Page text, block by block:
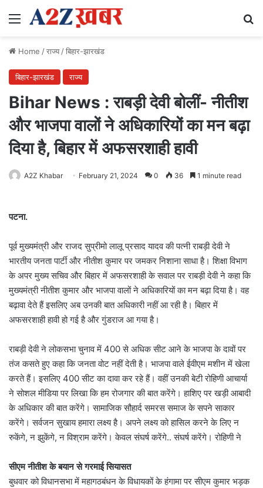
Menu
Home /राज्य/बिहार-झारखंड
बिहार-झारखंड राज्य
Bihar News : राबड़ी देवी बोलीं- नीतीश
और भाजपा वालों ने अधिकारियों का मन बढ़ा
दिया है, बिहार में अफसरशाही हावी
A2Z Khabar February 21, 2024 0 36 1 minute read
पटना.
पूर्व मुख्यमंत्री और राजद सुप्रीमो लालू प्रसाद यादव की पत्नी राबड़ी देवी ने
भारतीय जनता पार्टी और नीतीश कुमार पर जमकर निशाना साधा है। शिक्षा विभाग
के अपर मुख्य सचिव और बिहार में अफसरशाही के सवाल पर राबड़ी देवी ने कहा कि
मुख्यमंत्री नीतीश कुमार और भाजपा वालों ने अधिकारियों का मन बढ़ा दिया है। वह
बढ़ावा देते हैं इसलिए अब उनकी बात अधिकारी नहीं आ रही है। बिहार में
अफसरशाही हावी हो गई है और गुंडराज आ गया है।
राबड़ी देवी ने लोकसभा चुनाव में 400 से अधिक सीट आने के भाजपा के दावों पर
तंज कसते हुए कहा कि जनता वोट नहीं देती है। भाजपा वाले ईवीएम मशीन में खेला
करते हैं। इसलिए 400 सीट का दावा कर रहे हैं। वहीं उनकी बेटी रोहिणी आचार्या
ने सोशल मीडिया पर लिखा कि हम रोजगार की बात करेंगे। हाशिए पर खड़ी आबादी
के अधिकार की बात करेंगे। सामाजिक सौहार्द समरस समाज के सपने साकार
करेंगे। सर्वजन सुखाय हमारा लक्ष्य है। अपने लक्ष्य को हासिल करने के लिए न
रुकेंगे, न झुकेंगे, न विश्राम करेंगे। केवल संघर्ष करेंगे.. संघर्ष करेंगे। रोहिणी ने
सीएम नीतीश के बयान से गरमाई सियासत
बुधवार को विधानसभा में महागठबंधन के विधायकों के हंगामा पर सीएम कुमार भड़क